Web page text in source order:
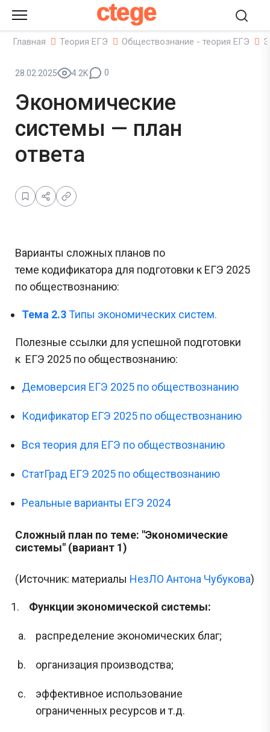
ctege
Главная Теория ЕГЭ Обществознание - теория ЕГЭ
28.02.2025 4.2K 0
Экономические
системы — план
ответа
Варианты сложных планов по
теме кодификатора для подготовки к ЕГЭ 2025
по обществознанию:
Тема 2.3Типы экономических систем.
Полезные ссылки для успешной подготовки
к ЕГЭ 2025 по обществознанию:
Демоверсия ЕГЭ 2025 по обществознанию
Кодификатор ЕГЭ 2025 по обществознанию
Вся теория для ЕГЭ по обществознанию
СтатГрад ЕГЭ 2025 по обществознанию
Реальные варианты ЕГЭ 2024
Сложный план по теме: "Экономические
системы" (вариант 1)
(Источник: материалы НезЛО Антона Чубукова)
Функции экономической системы:
распределение экономических благ;
организация производства;
эффективное использование
ограниченных ресурсов и т.д.